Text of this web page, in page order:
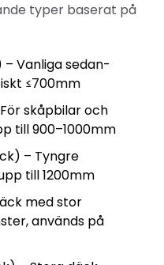
typer baserat på
Vanliga sedan-
≤700mm
skåpbilar och
till 900–1000mm
– Tyngre
till 1200mm
med stor
används på